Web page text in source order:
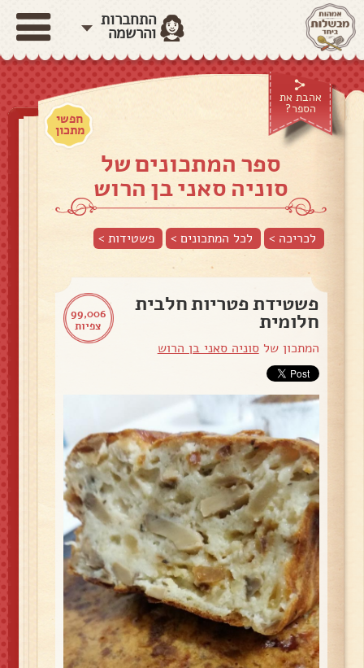
התחברות
והרשמה
אהבת את
הספר?
חפשי
מתכון
ספר המתכונים של
סוניה סאני בן הרוש
לכריכה > לכל המתכונים > פשטידות>
99,006
צפיות
פשטידת פטריות חלבית
חלומית
המתכון שלסוניה סאני בן הרוש